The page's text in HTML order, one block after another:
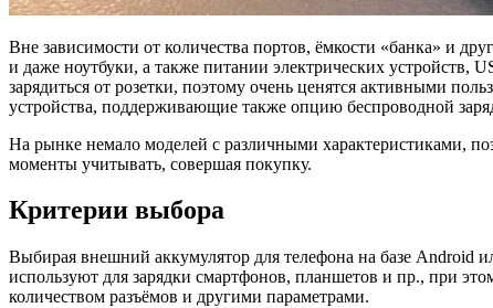
Вне зависимости от количества портов, ёмкости «банка» и
и даже ноутбуки, а также питании электрических устройств,
зарядиться от розетки, поэтому очень ценятся активными
устройства, поддерживающие также опцию беспроводной
На рынке немало моделей с различными характеристиками,
моменты учитывать, совершая покупку.
Критерии выбора
Выбирая внешний аккумулятор для телефона на базе Android
используют для зарядки смартфонов, планшетов и пр., при
количеством разъёмов и другими параметрами.